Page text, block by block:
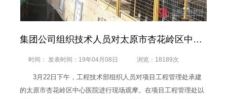
集团公司组织技术人员对太原市杏花岭区中心医院进行观摩
时间： 发表时间：19年04月08日 浏览：18189次
3月22日下午，工程技术部组织人员对项目工程管理处承建
的太原市杏花岭区中心医院进行现场观摩。在项目工程管理处以